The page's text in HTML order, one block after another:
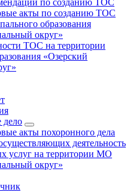
по созданию ТОС
акты по созданию ТОС
образования
округ»
ТОС на территории
«Озерский
дело
акты похоронного дела
деятельность
услуг на территории МО
округ»